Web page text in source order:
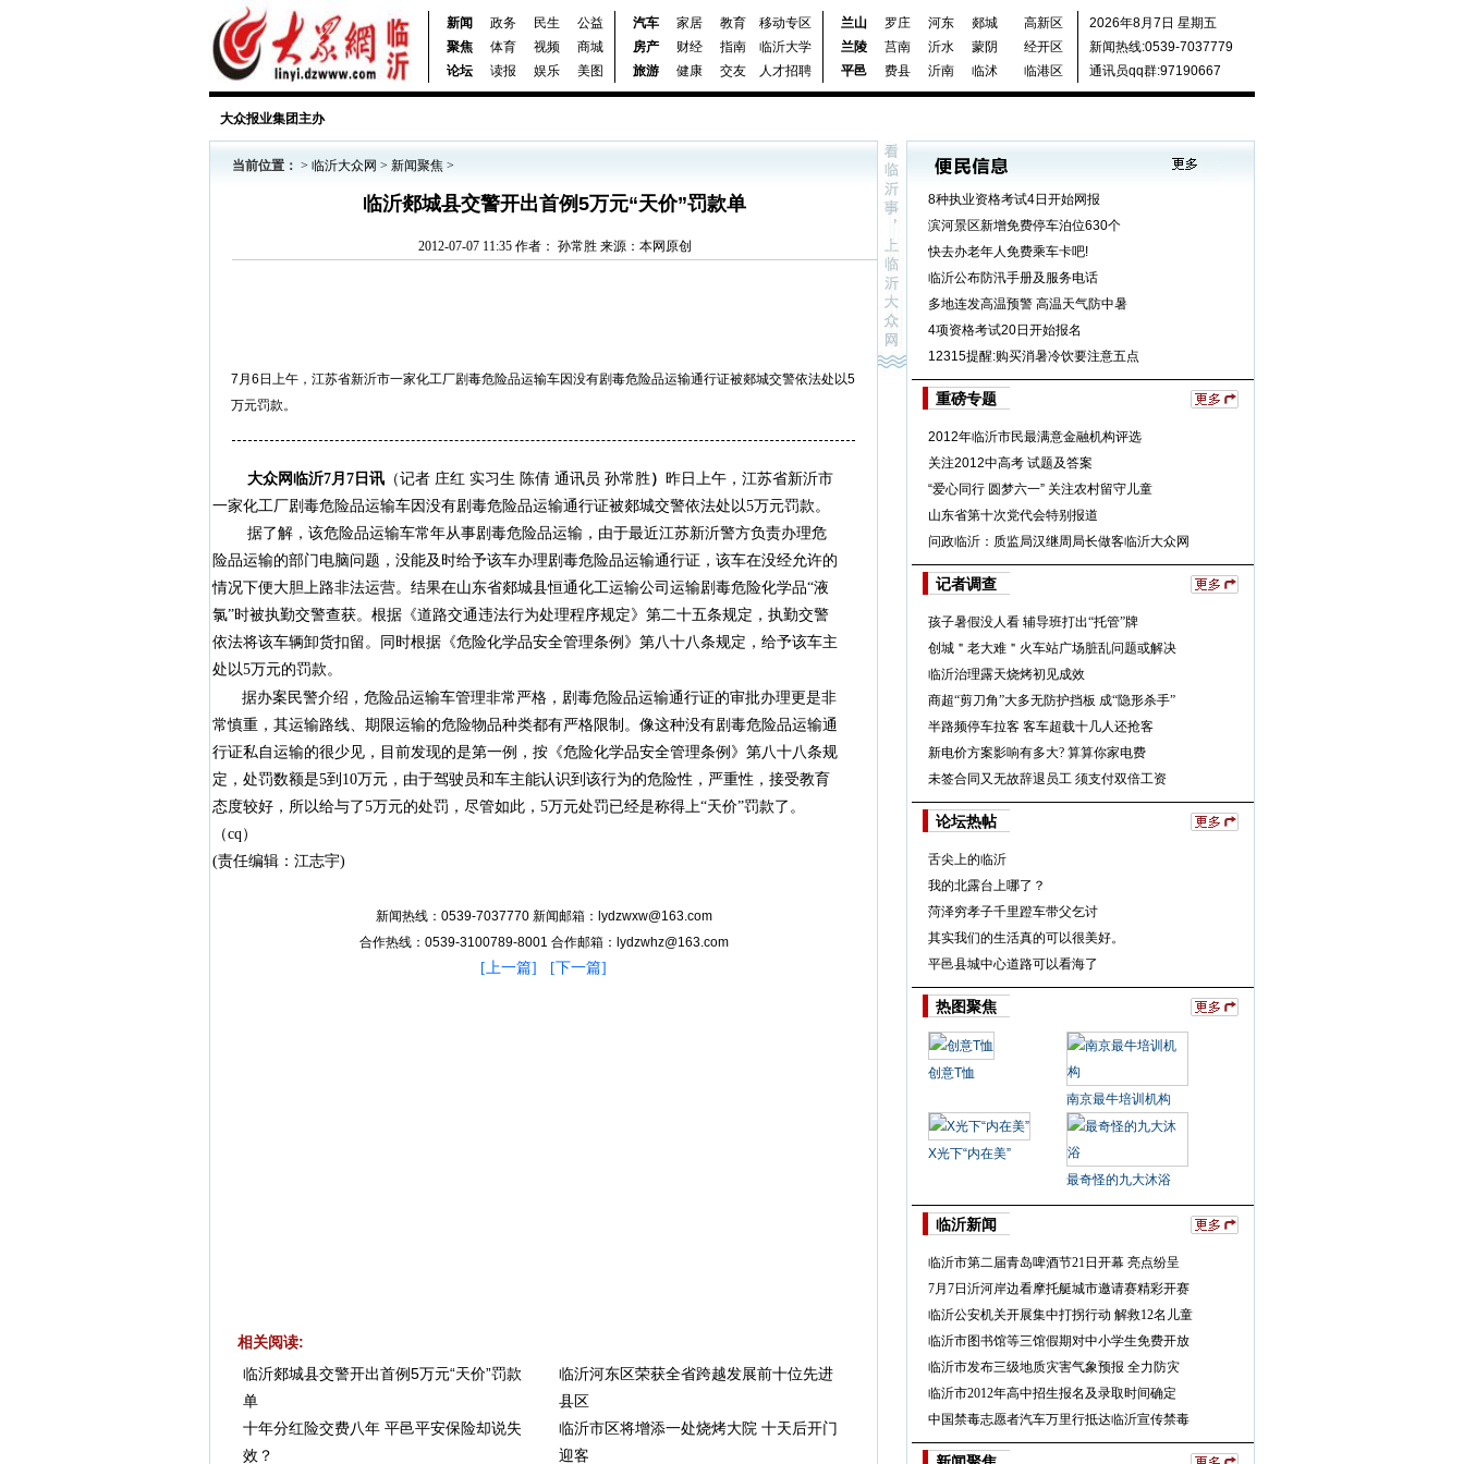
新闻 政务 民生
公益
聚焦
体育 视频
商城
论坛
读报 娱乐 美图
汽车 家居 教育
移动专区
房产
财经 指南
临沂大学
旅游
健康 交友 人才招聘
兰山 罗庄 河东 郯城
高新区
兰陵
莒南 沂水 蒙阴
经开区
平邑
费县 沂南 临沭 临港区
2026年8月7日 星期五
新闻热线:0539-7037779
通讯员qq群:97190667
大众报业集团主办
当前位置： > 临沂大众网 > 新闻聚焦 >
临沂郯城县交警开出首例5万元“天价”罚款单
2012-07-07 11:35 作者： 孙常胜 来源：本网原创
7月6日上午，江苏省新沂市一家化工厂剧毒危险品运输车因没有剧毒危险品运输通行证被郯城交警依法处以5
万元罚款。
大众网临沂7月7日讯 （记者 庄红 实习生 陈倩 通讯员 孙常胜） 昨日上午，江苏省新沂市
一家化工厂剧毒危险品运输车因没有剧毒危险品运输通行证被郯城交警依法处以5万元罚款。
据了解，该危险品运输车常年从事剧毒危险品运输，由于最近江苏新沂警方负责办理危
险品运输的部门电脑问题，没能及时给予该车办理剧毒危险品运输通行证，该车在没经允许的
情况下便大胆上路非法运营。结果在山东省郯城县恒通化工运输公司运输剧毒危险化学品“液
氯”时被执勤交警查获。根据《道路交通违法行为处理程序规定》第二十五条规定，执勤交警
依法将该车辆卸货扣留。同时根据《危险化学品安全管理条例》第八十八条规定，给予该车主
处以5万元的罚款。
据办案民警介绍，危险品运输车管理非常严格，剧毒危险品运输通行证的审批办理更是非
常慎重，其运输路线、期限运输的危险物品种类都有严格限制。像这种没有剧毒危险品运输通
行证私自运输的很少见，目前发现的是第一例，按《危险化学品安全管理条例》第八十八条规
定，处罚数额是5到10万元，由于驾驶员和车主能认识到该行为的危险性，严重性，接受教育
态度较好，所以给与了5万元的处罚，尽管如此，5万元处罚已经是称得上“天价”罚款了。
（cq）
(责任编辑：江志宇)
新闻热线：0539-7037770 新闻邮箱：lydzwxw@163.com
合作热线：0539-3100789-8001 合作邮箱：lydzwhz@163.com
[上一篇] [下一篇]
相关阅读:
临沂郯城县交警开出首例5万元“天价”罚款
单
临沂河东区荣获全省跨越发展前十位先进
县区
十年分红险交费八年 平邑平安保险却说失
效？
临沂市区将增添一处烧烤大院 十天后开门
迎客
8种执业资格考试4日开始网报
滨河景区新增免费停车泊位630个
快去办老年人免费乘车卡吧!
临沂公布防汛手册及服务电话
多地连发高温预警 高温天气防中暑
4项资格考试20日开始报名
12315提醒:购买消暑冷饮要注意五点
重磅专题
2012年临沂市民最满意金融机构评选
关注2012中高考 试题及答案
“爱心同行 圆梦六一” 关注农村留守儿童
山东省第十次党代会特别报道
问政临沂：质监局汉继周局长做客临沂大众网
记者调查
孩子暑假没人看 辅导班打出“托管”牌
创城＂老大难＂火车站广场脏乱问题或解决
临沂治理露天烧烤初见成效
商超“剪刀角”大多无防护挡板 成“隐形杀手”
半路频停车拉客 客车超载十几人还抢客
新电价方案影响有多大? 算算你家电费
未签合同又无故辞退员工 须支付双倍工资
论坛热帖
舌尖上的临沂
我的北露台上哪了？
菏泽穷孝子千里蹬车带父乞讨
其实我们的生活真的可以很美好。
平邑县城中心道路可以看海了
热图聚焦
创意T恤
南京最牛培训机构
X光下“内在美”
最奇怪的九大沐浴
临沂新闻
临沂市第二届青岛啤酒节21日开幕 亮点纷呈
7月7日沂河岸边看摩托艇城市邀请赛精彩开赛
临沂公安机关开展集中打拐行动 解救12名儿童
临沂市图书馆等三馆假期对中小学生免费开放
临沂市发布三级地质灾害气象预报 全力防灾
临沂市2012年高中招生报名及录取时间确定
中国禁毒志愿者汽车万里行抵达临沂宣传禁毒